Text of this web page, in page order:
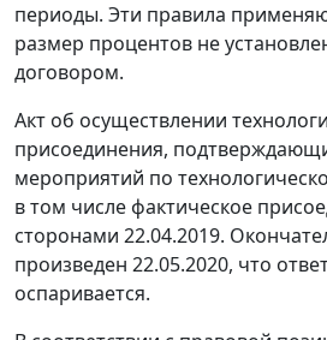
периоды. Эти правила
размер процентов не
договором.
Акт об осуществлении
присоединения,
мероприятий по
в том числе фактическое
сторонами 22.04.2019.
произведен 22.05.2020, что
оспаривается.